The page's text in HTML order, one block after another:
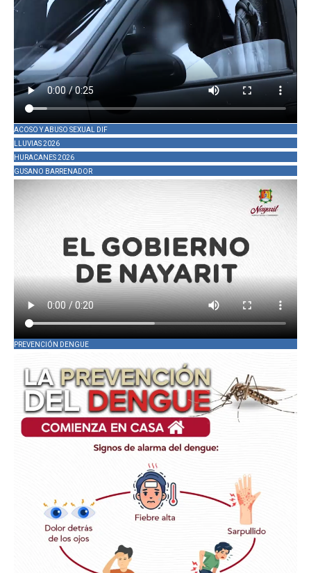
ACOSO Y ABUSO SEXUAL DIF
LLUVIAS 2026
HURACANES 2026
GUSANO BARRENADOR
PREVENCIÓN DENGUE